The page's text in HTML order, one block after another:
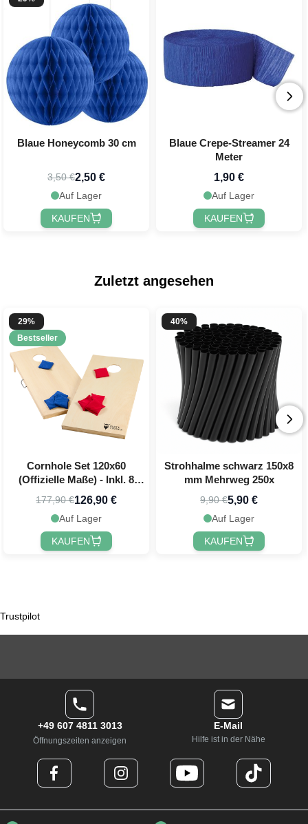
Blaue Honeycomb 30 cm
3,50 €2,50 €
Auf Lager
KAUFEN
Blaue Crepe-Streamer 24
Meter
1,90 €
Auf Lager
KAUFEN
Zuletzt angesehen
29%
Bestseller
Cornhole Set 120x60
(Offizielle Maße) - Inkl. 8
Wurfbeutel PartyVikings
177,90 €126,90 €
Auf Lager
KAUFEN
40%
Strohhalme schwarz 150x8
mm Mehrweg 250x
9,90 €5,90 €
Auf Lager
KAUFEN
Trustpilot
+49 607 4811 3013
Öffnungszeiten anzeigen
E-Mail
Hilfe ist in der Nähe